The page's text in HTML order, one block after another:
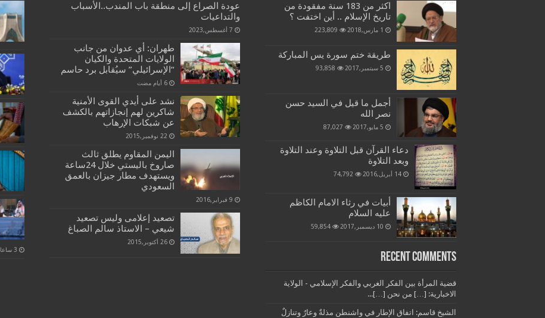
اكثر من 183 سنة مفقودة من
تاريخ الإسلام .. أين اختفت ؟
1 مارس,2018 223,809
طريقة ختم سورة يس المباركة
5 سبتمبر,2017 93,858
أجمل ما قيل في السيد حسن
نصر الله
5 مايو,2017 87,027
دعاء القرآن قبل التلاوة وعند التلاوة
وبعد التلاوة
14 أبريل,2016 74,792
أبيات في رثاء الامام الكاظم
عليه السلام
10 ديسمبر,2017 59,854
Recent Comments
قضية المرأة بين الفكر الغربي والفكر الإسلامي - الولاية
الاخبارية: […] من نحن […]...
الشيخ قاسم: اتفاق الإطار في واشنطن مذلةٌ وعارٌ وتنازلٌ
عودة الصراع إلى منطقة باب المندب..الأسباب
والتداعيات
7 أغسطس,2023
طهران: أي عدوان من جانب
الولايات المتحدة والكيان
“الإسرائيلي” سيُقابل برد حاسم
نشد على أيدي القوى الأمنية
شاكرين لهم إنجازاتهم بالكشف
عن شبكات الإرهاب
22 نوفمبر,2015
اليمن المقاوم يطلق ثالث
صاروخ باليستي خلال 24ساعة
ويستهدف مطار جيزان بالعمق
السعودي
9 فبراير,2016
تصعيد إعلامى وليس تصعيد
شيعي – الاستاذ سالم الصباغ
26 أكتوبر,2015